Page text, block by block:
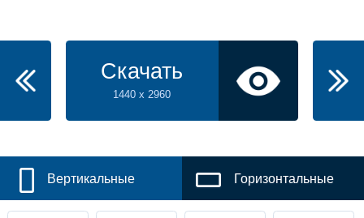
Скачать
1440 x 2960
Вертикальные Горизонтальные